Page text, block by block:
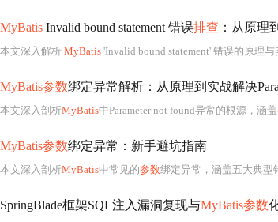
MyBatis Invalid bound statement 错误排查 ：从原理
本文深入解析 MyBatis 'Invalid bound statement' 错误的原理
MyBatis参数绑定异常解析：从原理到实战解决
本文深入剖析MyBatis中Parameter not found异常的根源，涵盖
MyBatis参数绑定异常：新手避坑指南
本文深入剖析MyBatis中常见的参数绑定异常，涵盖五大典型错误场景：缺少
SpringBlade框架SQL注入漏洞复现与MyBatis参数